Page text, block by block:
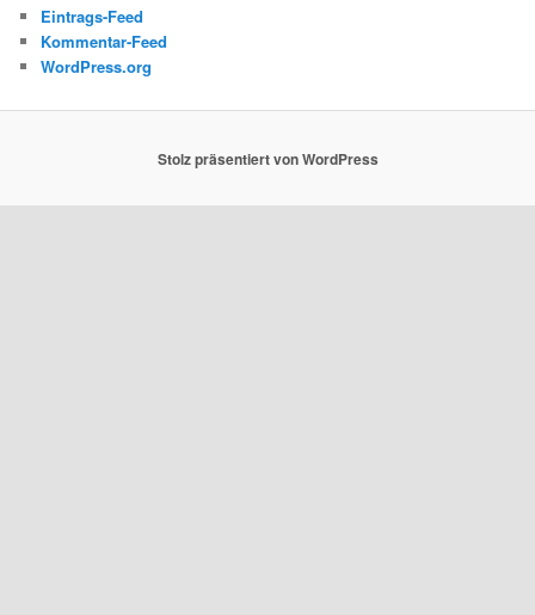
Eintrags-Feed
Kommentar-Feed
WordPress.org
Stolz präsentiert von WordPress